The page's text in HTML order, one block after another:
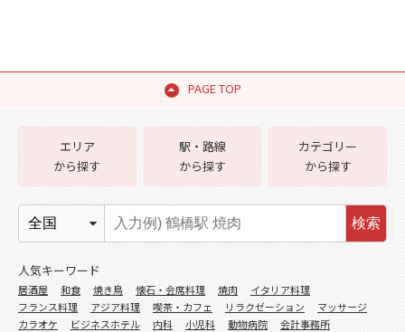
PAGE TOP
エリア
から探す
駅・路線
から探す
カテゴリー
から探す
検索
人気キーワード
居酒屋 和食 焼き鳥 懐石・会席料理 焼肉
イタリア料理
フランス料理
アジア料理 喫茶・カフェ リラクゼーション
マッサージ
カラオケ
ビジネスホテル 内科 小児科 動物病院
会計事務所